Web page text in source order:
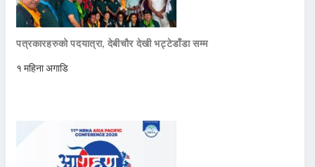
पत्रकारहरुको पदयात्रा, देबीचौर देखी भट्टेडाँडा सम्म
१ महिना अगाडि